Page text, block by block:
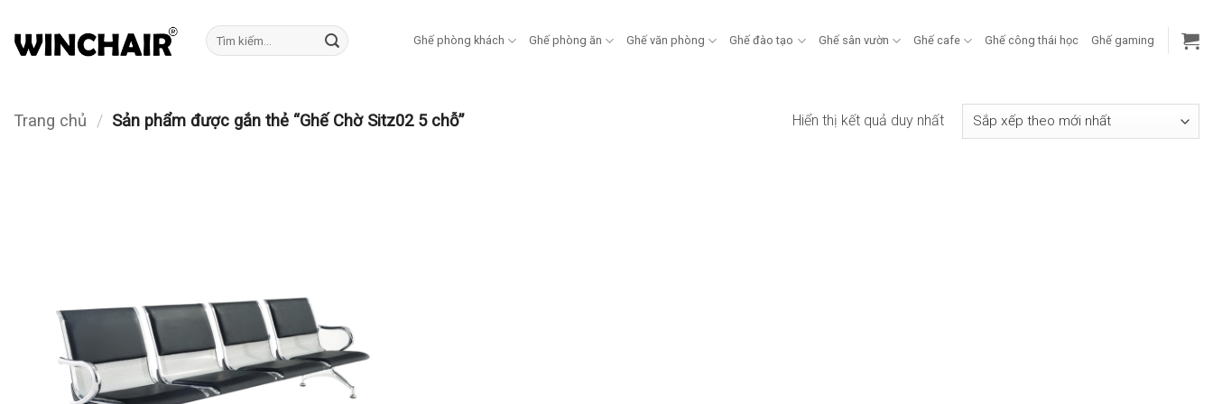
qua
Tìm
kiếm:
Ghế phòng khách Ghế phòng ăn Ghế văn phòng Ghế đào tạo Ghế sân vườn Ghế cafe Ghế công thái học Ghế gaming
Trang chủ / Sản phẩm được gắn thẻ “Ghế Chờ Sitz02 5 chỗ” Hiển thị kết quả duy nhất